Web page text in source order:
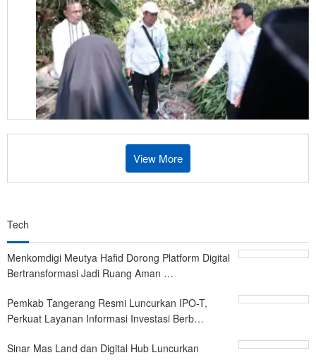
Cepat
Bangun
Kembali
Rumah
Warga
Korban
Puting
Beliung
di
Pakuhaji
View More
Tech
Menkomdigi Meutya Hafid Dorong Platform Digital
Bertransformasi Jadi Ruang Aman …
Pemkab Tangerang Resmi Luncurkan IPO-T,
Perkuat Layanan Informasi Investasi Berb…
Sinar Mas Land dan Digital Hub Luncurkan